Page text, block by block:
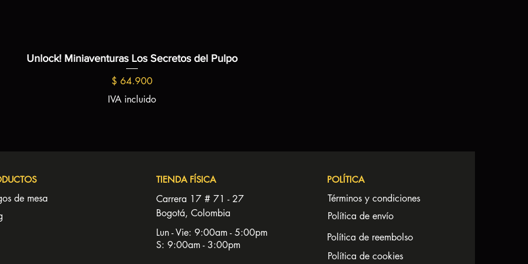
Unlock! Miniaventuras Los Secretos del Pulpo
Precio
$ 64.900
IVA incluido
de mesa
TIENDA FÍSICA
Carrera 17 # 71 - 27
Bogotá, Colombia
Lun - Vie: 9:00am - 5:00pm
S: 9:00am - 3:00pm
POLÍTICA
Términos y condiciones
Política de envío
Política de reembolso
Política de cookies